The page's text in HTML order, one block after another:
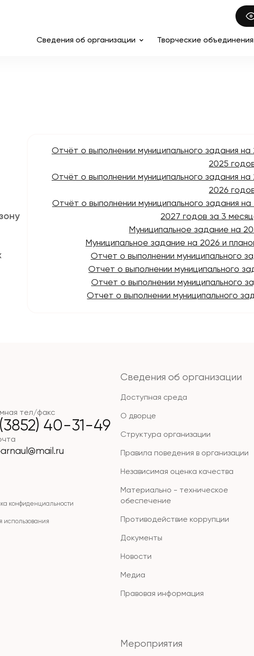
Сведения об организации Творческие объединения
Отчёт о выполнении муниципального задания
2025
Отчёт о выполнении муниципального задания
2026
Отчёт о выполнении муниципального задания
2027 годов за 3
Муниципальное задание на
Муниципальное задание на 2026 и
Отчет о выполнении муниципального
Отчет о выполнении муниципального
Отчет о выполнении муниципального
Отчет о выполнении муниципального
тел/факс
40-31-49
конфиденциальности
использования
Сведения об организации
Доступная среда
О дворце
Структура организации
Правила поведения в организации
Независимая оценка качества
Материально - техническое
обеспечение
Противодействие коррупции
Документы
Новости
Медиа
Правовая информация
Мероприятия